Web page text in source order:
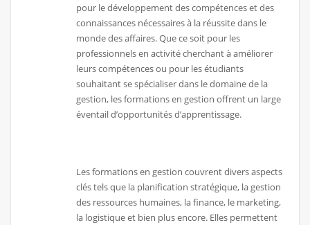
pour le développement des compétences et des
connaissances nécessaires à la réussite dans le
monde des affaires. Que ce soit pour les
professionnels en activité cherchant à améliorer
leurs compétences ou pour les étudiants
souhaitant se spécialiser dans le domaine de la
gestion, les formations en gestion offrent un large
éventail d’opportunités d’apprentissage.
Les formations en gestion couvrent divers aspects
clés tels que la planification stratégique, la gestion
des ressources humaines, la finance, le marketing,
la logistique et bien plus encore. Elles permettent